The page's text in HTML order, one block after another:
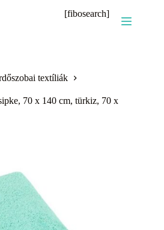
[fibosearch]
textíliák
70 x 140 cm, türkiz, 70 x